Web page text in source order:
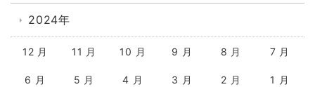
2024年
12 月 11 月 10 月 9 月 8 月 7 月
6 月 5 月 4 月 3 月 2 月 1 月